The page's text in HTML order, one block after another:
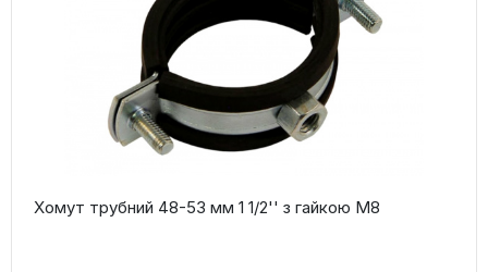
Хомут трубний 48-53 мм 1 1/2'' з гайкою М8